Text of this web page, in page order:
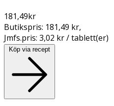
181,49kr
Butikspris: 181,49 kr,
Jmfs.pris: 3,02 kr / tablett(er)
Köp via recept